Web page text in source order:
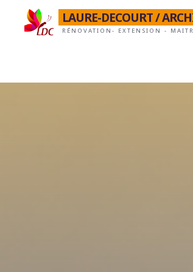
LAURE-DECOURT /
RÉNOVATION- EXTENSION -